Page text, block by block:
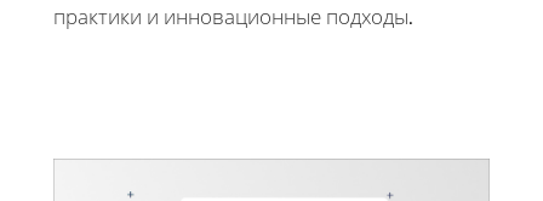
практики и инновационные подходы.